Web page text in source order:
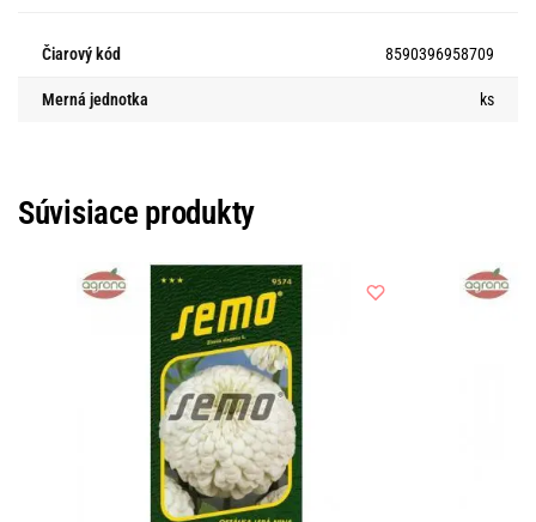
Čiarový kód 8590396958709
Merná jednotka ks
Súvisiace produkty